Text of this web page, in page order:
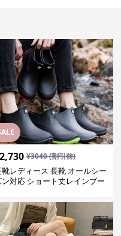
¥3040(割引前)
レディース 長靴 オールシー
ン対応 ショート丈レインブー